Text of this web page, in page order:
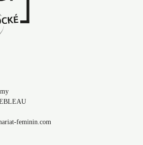
feminin.com